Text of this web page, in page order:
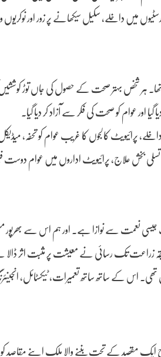
میں داخلے، سکیل سیکھانے پر زور اور
ہر شخص بہتر صحت کے حصول کی جاں توڑ کوششیں
عوام کو صحت کی فکر سے آزاد کر دیا گیا۔
کالجوں کا غریب عوام کو تحفہ، میڈیکل
بخش علاج، پرائیویٹ اداروں میں عوام دوست
جیسی نعمت سے نوازا ہے۔ اور ہم اس سے بھرپور
زراعت تک رسائی نے معیشت پر مثبت اثر
اس کے ساتھ ساتھ تعمیرات, ٹیکسٹائل,
مقصد کے تحت بننے والا ملک اپنے مقاصد کو پورا